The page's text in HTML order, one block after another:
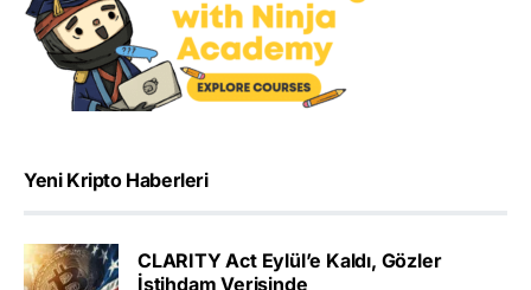
Yeni Kripto Haberleri
CLARITY Act Eylül’e Kaldı, Gözler
İstihdam Verisinde